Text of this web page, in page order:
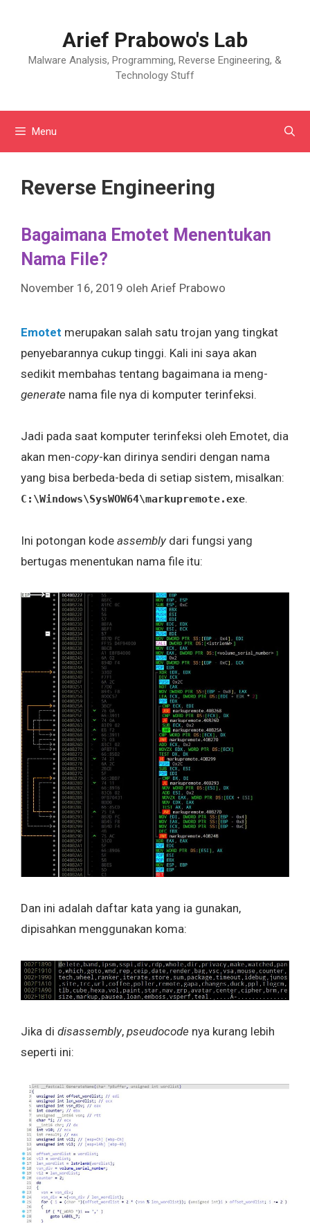
Arief Prabowo's Lab
Malware Analysis, Programming, Reverse Engineering, &
Technology Stuff
Menu
Reverse Engineering
Bagaimana Emotet Menentukan
Nama File?
November 16, 2019 oleh Arief Prabowo
Emotet merupakan salah satu trojan yang tingkat
penyebarannya cukup tinggi. Kali ini saya akan
sedikit membahas tentang bagaimana ia meng-
generate nama file nya di komputer terinfeksi.
Jadi pada saat komputer terinfeksi oleh Emotet, dia
akan men-copy-kan dirinya sendiri dengan nama
yang bisa berbeda-beda di setiap sistem, misalkan:
C:\Windows\SysWOW64\markupremote.exe.
Ini potongan kode assembly dari fungsi yang
bertugas menentukan nama file itu:
Dan ini adalah daftar kata yang ia gunakan,
dipisahkan menggunakan koma:
Jika di disassembly, pseudocode nya kurang lebih
seperti ini: